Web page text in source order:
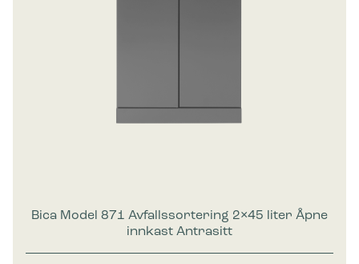
Bica Model 871 Avfallssortering 2×45 liter Åpne
innkast Antrasitt